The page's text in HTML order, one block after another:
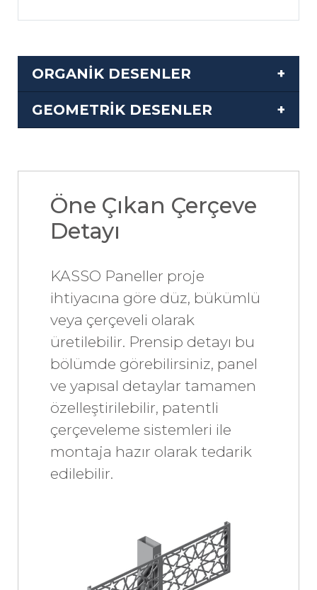
ORGANİK DESENLER
GEOMETRİK DESENLER
Öne Çıkan Çerçeve
Detayı
KASSO Paneller proje
ihtiyacına göre düz, bükümlü
veya çerçeveli olarak
üretilebilir. Prensip detayı bu
bölümde görebilirsiniz, panel
ve yapısal detaylar tamamen
özelleştirilebilir, patentli
çerçeveleme sistemleri ile
montaja hazır olarak tedarik
edilebilir.